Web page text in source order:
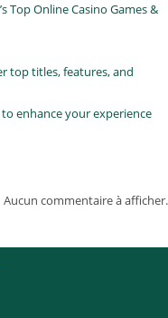
Top Online Casino Games &
top titles, features, and
enhance your experience
Aucun commentaire à afficher.